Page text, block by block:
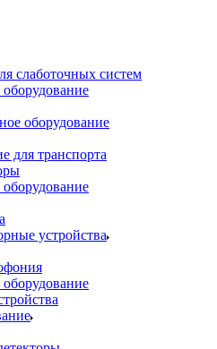
слаботочных систем
оборудование
для транспорта
устройства